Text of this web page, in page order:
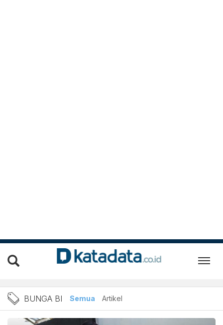
Berita Bunga BI Terbaru
BUNGA BI Semua Artikel